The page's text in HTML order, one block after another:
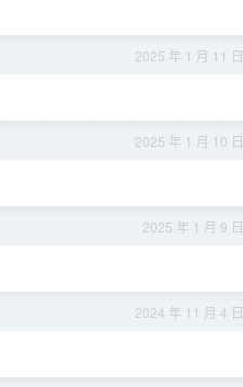
2025 年 1 月 11 日
2025 年 1 月 10 日
2025 年 1 月 9 日
2024 年 11 月 4 日